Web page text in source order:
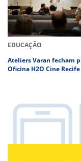
EDUCAÇÃO
Ateliers Varan fecham
Oficina H2O Cine Recife